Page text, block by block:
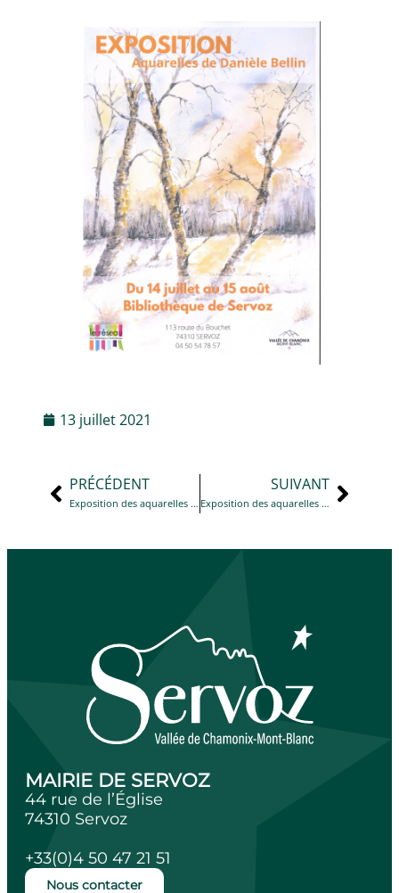
13 juillet 2021
PRÉCÉDENT
Exposition des aquarelles de Danièle BELIN à la Maison de l’Alpage du 14 juillet au 15 août
SUIVANT
Exposition des aquarelles de Danièle BELIN à la Maison de l’Alpage du 14 juillet au 15 août
MAIRIE DE SERVOZ
44 rue de l’Église
74310 Servoz
+33(0)4 50 47 21 51
Nous contacter